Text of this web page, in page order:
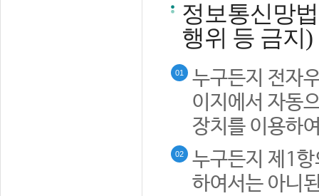
정보통신망
행위 등 금지)
01
누구든지 전자
이지에서 자동
장치를 이용하
02
누구든지 제1
하여서는 아니